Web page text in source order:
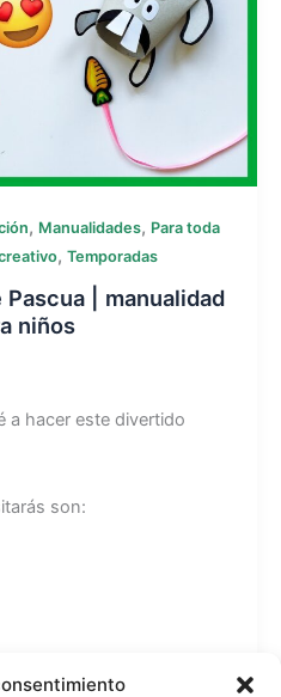
, Manualidades, Para toda
, Temporadas
| manualidad
niños
a hacer este divertido
son: